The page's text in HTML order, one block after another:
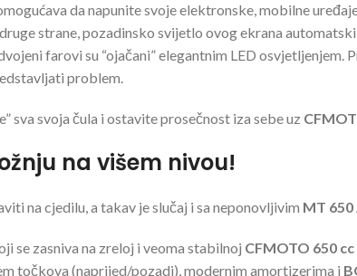
da napunite svoje elektronske, mobilne
strane, pozadinsko svijetlo ovog ekrana
farovi su “ojačani” elegantnim LED osvjetljenjem.
problem.
sva svoja čula i ostavite prosečnost iza sebe uz
na višem nivou!
na cjedilu, a takav je slučaj i sa neponovljivim MT 650
se zasniva na zreloj i veoma stabilnoj CFMOTO 650
točkova (naprijed/pozadi), modernim amortizerima i